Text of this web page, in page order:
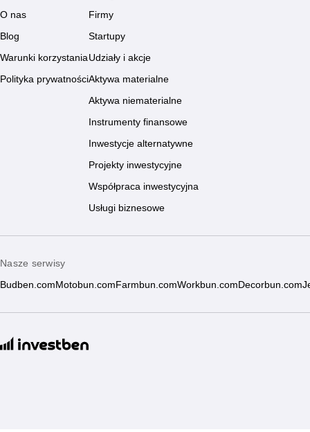
O nas
Blog
Warunki korzystania
Polityka prywatności
Firmy
Startupy
Udziały i akcje
Aktywa materialne
Aktywa niematerialne
Instrumenty finansowe
Inwestycje alternatywne
Projekty inwestycyjne
Współpraca inwestycyjna
Usługi biznesowe
Nasze serwisy
Budben.com Motobun.com Farmbun.comWorkbun.com Decorbun.com